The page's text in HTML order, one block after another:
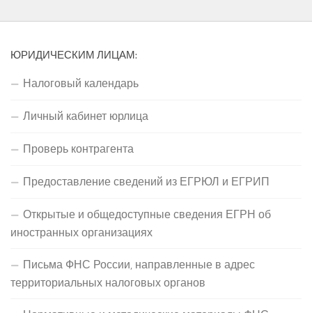
ЮРИДИЧЕСКИМ ЛИЦАМ:
Налоговый календарь
Личный кабинет юрлица
Проверь контрагента
Предоставление сведений из ЕГРЮЛ и ЕГРИП
Открытые и общедоступные сведения ЕГРН об
иностранных организациях
Письма ФНС России, направленные в адрес
территориальных налоговых органов